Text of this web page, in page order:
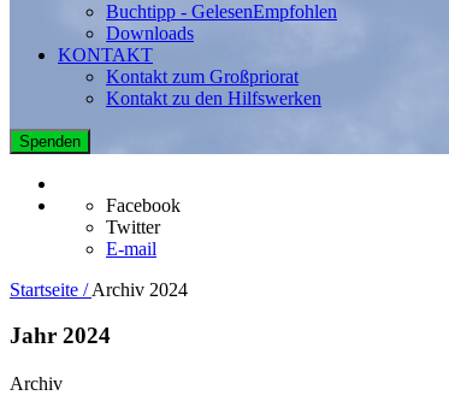
Buchtipp - GelesenEmpfohlen
Downloads
KONTAKT
Kontakt zum Großpriorat
Kontakt zu den Hilfswerken
Spenden
Facebook
Twitter
E-mail
Startseite / Archiv 2024
Jahr 2024
Archiv